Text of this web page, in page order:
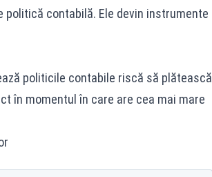
contabilă. Ele devin instrumente
politicile contabile riscă să plătească
în momentul în care are cea mai mare